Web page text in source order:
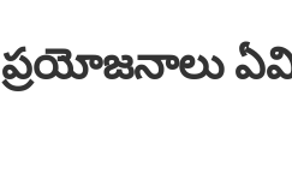
ప్రయోజనాలు